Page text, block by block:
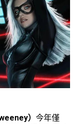
） 今年僅